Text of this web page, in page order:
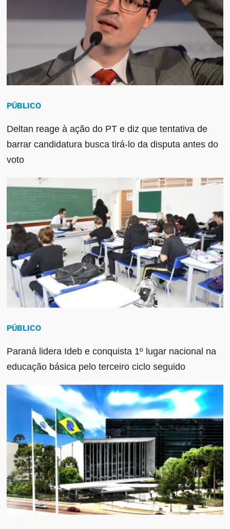
PÚBLICO
Deltan reage à ação do PT e diz que tentativa de
barrar candidatura busca tirá-lo da disputa antes do
voto
PÚBLICO
Paraná lidera Ideb e conquista 1º lugar nacional na
educação básica pelo terceiro ciclo seguido